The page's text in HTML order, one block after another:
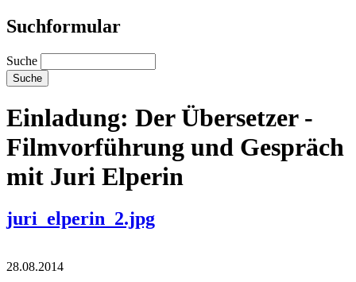
Suchformular
Suche
Einladung: Der Übersetzer -
Filmvorführung und Gespräch
mit Juri Elperin
juri_elperin_2.jpg
28.08.2014